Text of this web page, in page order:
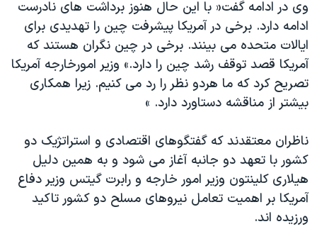
وی در ادامه گفت« با این حال هنوز برداشت های نادرست
ادامه دارد. برخی در آمریکا پیشرفت چین را تهدیدی برای
ایالات متحده می بینند. برخی در چین نگران هستند که
آمریکا قصد توقف رشد چین را دارد.» وزیر امورخارجه آمریکا
تصریح کرد که ما هردو نظر را رد می کنیم. زیرا همکاری
بیشتر از مناقشه دستاورد دارد. »
ناظران معتقدند که گفتگوهای اقتصادی و استراتژیک دو
کشور با تعهد دو جانبه آغاز می شود و به همین دلیل
هیلاری کلینتون وزیر امور خارجه و رابرت گیتس وزیر دفاع
آمریکا بر اهمیت تعامل نیروهای مسلح دو کشور تاکید
ورزیده اند.